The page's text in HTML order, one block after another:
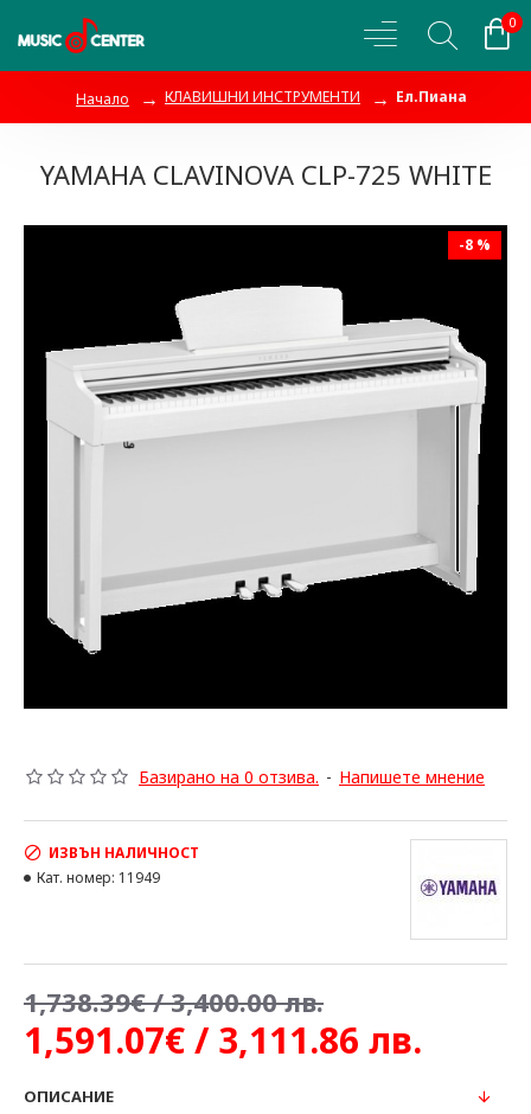
0
Начало КЛАВИШНИ ИНСТРУМЕНТИ Ел.Пиана
YAMAHA CLAVINOVA CLP-725 WHITE
-8 %
Базирано на 0 отзива. - Напишете мнение
1,591.07€ / 3,111.86 лв.
1,738.39€ / 3,400.00 лв.
ИЗВЪН НАЛИЧНОСТ
Кат. номер: 11949
ОПИСАНИЕ